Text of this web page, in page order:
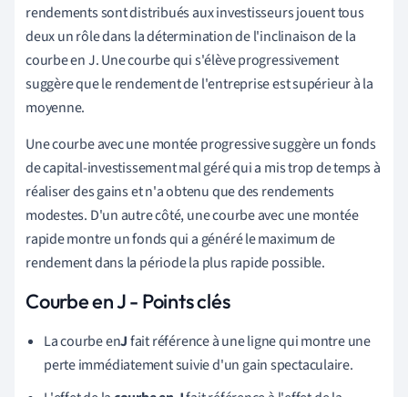
rendements sont distribués aux investisseurs jouent tous
deux un rôle dans la détermination de l'inclinaison de la
courbe en J. Une courbe qui s'élève progressivement
suggère que le rendement de l'entreprise est supérieur à la
moyenne.
Une courbe avec une montée progressive suggère un fonds
de capital-investissement mal géré qui a mis trop de temps à
réaliser des gains et n'a obtenu que des rendements
modestes. D'un autre côté, une courbe avec une montée
rapide montre un fonds qui a généré le maximum de
rendement dans la période la plus rapide possible.
Courbe en J - Points clés
La courbe enJfait référence à une ligne qui montre une
perte immédiatement suivie d'un gain spectaculaire.